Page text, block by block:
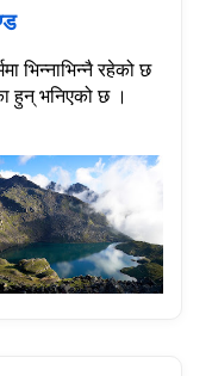
भिन्नाभिन्नै रहेको छ
हुन् भनिएको छ ।